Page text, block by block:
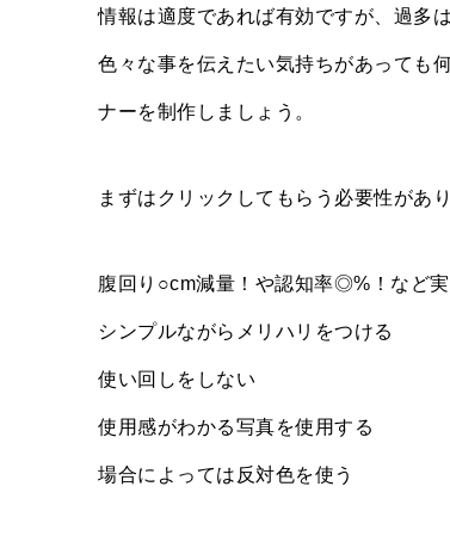
情報は適度であれば有効ですが、過多
色々な事を伝えたい気持ちがあっても
ナーを制作しましょう。
まずはクリックしてもらう必要性があり
腹回り○cm減量！や認知率◎%！など
シンプルながらメリハリをつける
使い回しをしない
使用感がわかる写真を使用する
場合によっては反対色を使う